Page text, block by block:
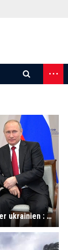
...
L’ONU veut reprendre la main sur le dossier ukrainien : Guterres chez Poutine, ce mardi